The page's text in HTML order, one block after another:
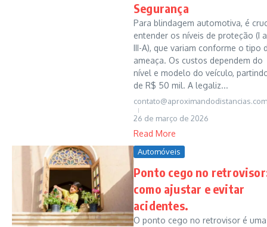
Segurança
Para blindagem automotiva, é
entender os níveis de proteção (I a
III-A), que variam conforme o tipo
ameaça. Os custos dependem do
nível e modelo do veículo,
de R$ 50 mil. A legaliz...
26 de março de 2026
Read More
Automóveis
Ponto cego no
como ajustar e evitar
acidentes.
O ponto cego no retrovisor é uma